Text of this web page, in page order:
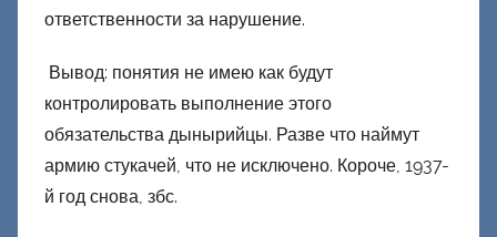
ответственности за нарушение.
Вывод: понятия не имею как будут
контролировать выполнение этого
обязательства дынырийцы. Разве что наймут
армию стукачей, что не исключено. Короче, 1937-
й год снова, збс.